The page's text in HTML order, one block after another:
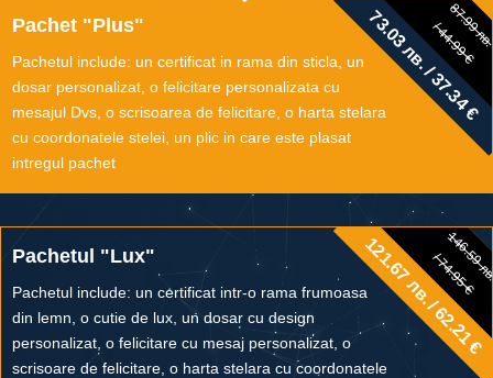
Pachet "Plus" 87.99 лв.
/ 44.99 €
87.99
/ 44.99 €
73.03 лв. / 37.34 €
Pachetul include: un certificat in rama din sticla, un
dosar personalizat, o felicitare personalizata cu
mesajul Dvs, o scrisoarea de felicitare, o harta stelara
cu coordonatele stelei, un plic in care este plasat
intregul pachet
Pachetul "Lux" 146.59 лв.
/ 74.95 €
146.59
/ 74.95 €
121.67 лв. / 62.21 €
Pachetul include: un certificat intr-o rama frumoasa
din lemn, o cutie de lux, un dosar cu design
personalizat, o felicitare cu mesaj personalizat, o
scrisoare de felicitare, o harta stelara cu coordonatele